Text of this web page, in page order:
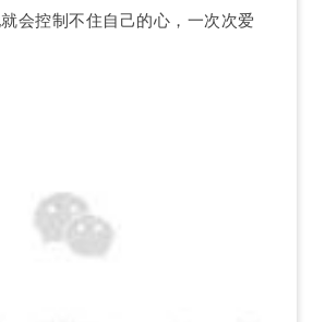
会控制不住自己的心，一次次爱